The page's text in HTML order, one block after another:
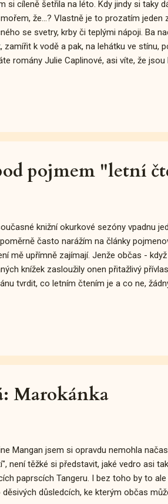
si cíleně šetřila na léto. Kdy jindy si taky
že...? Vlastně je to prozatím jeden
se svetry, krby či teplými nápoji. Ba
zamířit k vodě a pak, na lehátku ve stínu,
romány Julie Caplinové, asi víte, že
užíval. Zato Maddie je... však víte.
pojmem "letní
knižní okurkové sezóny vpadnu
často narážím na články
mě upřímně zajímají. Jenže občas -
knížek zasloužily onen přitažlivý
tvrdit, co letním čtením je a co ne,
Marokánka
Mangan jsem si opravdu nemohla
není těžké si představit, jaké vedro asi
paprscích Tangeru. I bez toho by to
důsledcích, ke kterým občas